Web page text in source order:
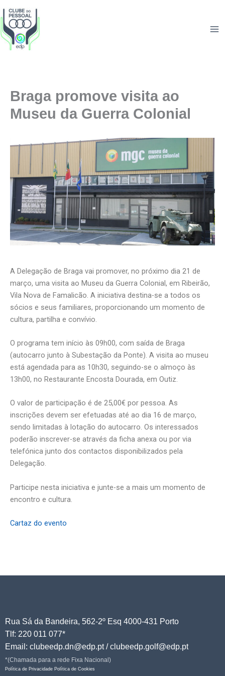
to
content
Braga promove visita ao
Museu da Guerra Colonial
A Delegação de Braga vai promover, no próximo dia 21 de
março, uma visita ao Museu da Guerra Colonial, em Ribeirão,
Vila Nova de Famalicão. A iniciativa destina-se a todos os
sócios e seus familiares, proporcionando um momento de
cultura, partilha e convívio.
O programa tem início às 09h00, com saída de Braga
(autocarro junto à Subestação da Ponte). A visita ao museu
está agendada para as 10h30, seguindo-se o almoço às
13h00, no Restaurante Encosta Dourada, em Outiz.
O valor de participação é de 25,00€ por pessoa. As
inscrições devem ser efetuadas até ao dia 16 de março,
sendo limitadas à lotação do autocarro. Os interessados
poderão inscrever-se através da ficha anexa ou por via
telefónica junto dos contactos disponibilizados pela
Delegação.
Participe nesta iniciativa e junte-se a mais um momento de
encontro e cultura.
Cartaz do evento
Rua Sá da Bandeira, 562-2º Esq 4000-431 Porto
Tlf: 220 011 077*
Email: clubeedp.dn@edp.pt / clubeedp.golf@edp.pt
*(Chamada para a rede Fixa Nacional)
Política de Privacidade Política de Cookies